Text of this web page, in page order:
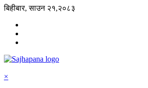
बिहीबार, साउन २१,२०८३
×